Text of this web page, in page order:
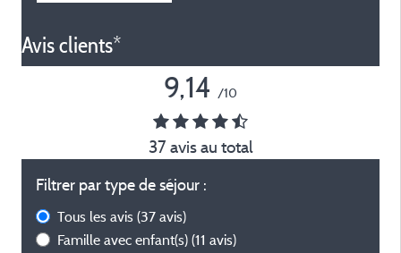
Avis clients*
9,14 /10
37 avis au total
Filtrer par type de séjour :
Tous les avis (37 avis)
Famille avec enfant(s) (11 avis)